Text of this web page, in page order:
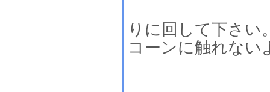
りに回して下さ
コーンに触れな